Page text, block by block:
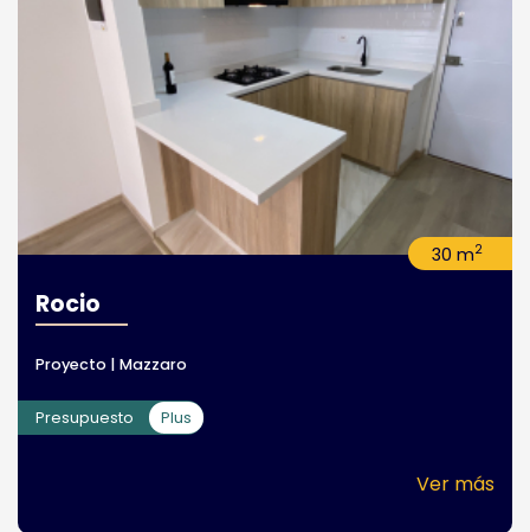
30 m2
Rocio
Proyecto | Mazzaro
Presupuesto Plus
Ver más